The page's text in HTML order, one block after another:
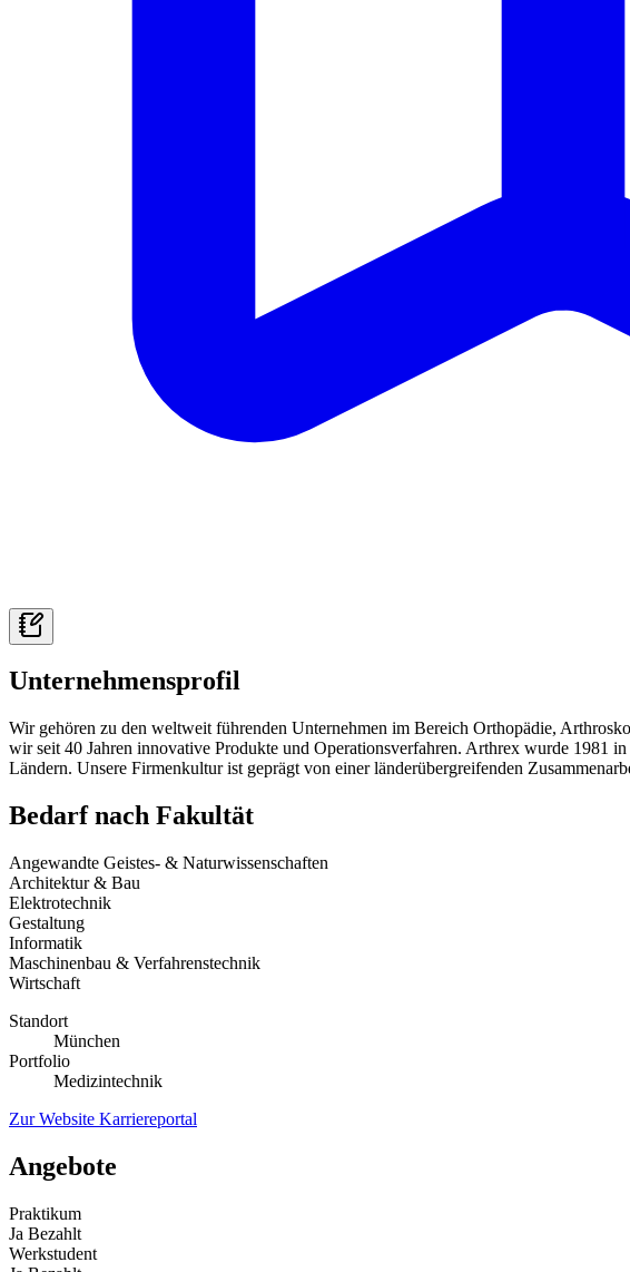
Unternehmensprofil
Wir gehören zu den weltweit führenden Unternehmen im Bereich Orthopädie,
wir seit 40 Jahren innovative Produkte und Operationsverfahren. Arthrex wurde 1981
Ländern. Unsere Firmenkultur ist geprägt von einer länderübergreifenden
Bedarf nach Fakultät
Angewandte Geistes- & Naturwissenschaften
Architektur & Bau
Elektrotechnik
Gestaltung
Informatik
Maschinenbau & Verfahrenstechnik
Wirtschaft
Standort
München
Portfolio
Medizintechnik
Zur Website Karriereportal
Angebote
Praktikum
Ja Bezahlt
Werkstudent